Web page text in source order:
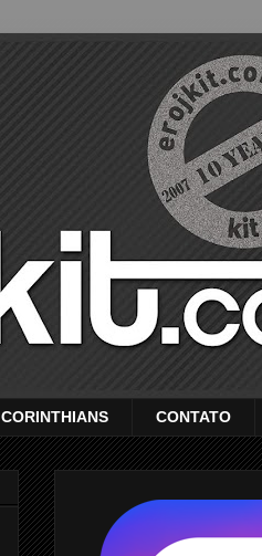
CORINTHIANS CONTATO